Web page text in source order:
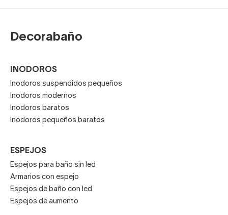
Decorabaño
INODOROS
Inodoros suspendidos pequeños
Inodoros modernos
Inodoros baratos
Inodoros pequeños baratos
ESPEJOS
Espejos para baño sin led
Armarios con espejo
Espejos de baño con led
Espejos de aumento